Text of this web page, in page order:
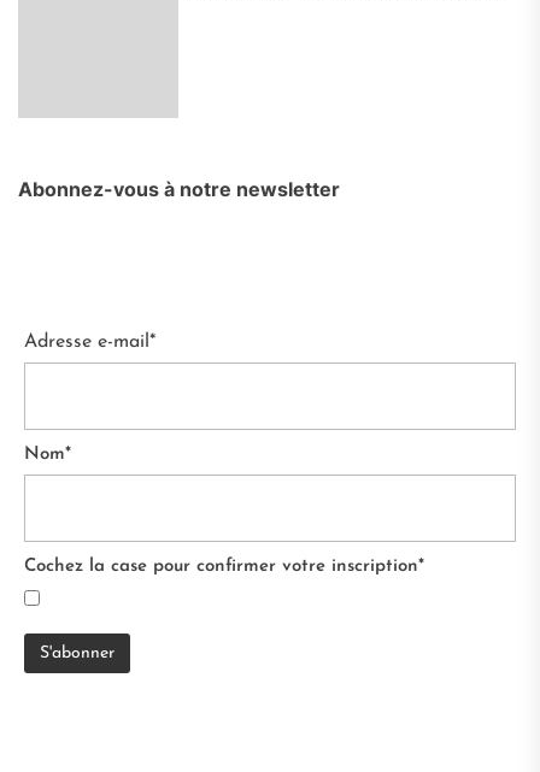
Abonnez-vous à notre newsletter
Adresse e-mail*
Nom*
Cochez la case pour confirmer votre inscription*